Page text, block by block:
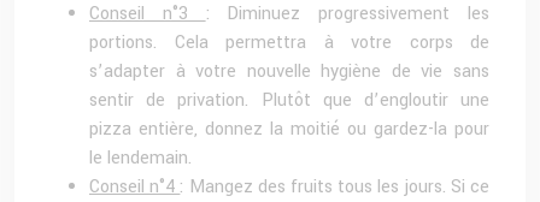
Conseil n°3 : Diminuez progressivement les
portions. Cela permettra à votre corps de
s’adapter à votre nouvelle hygiène de vie sans
sentir de privation. Plutôt que d’engloutir une
pizza entière, donnez la moitié ou gardez-la pour
le lendemain.
Conseil n°4 : Mangez des fruits tous les jours. Si ce